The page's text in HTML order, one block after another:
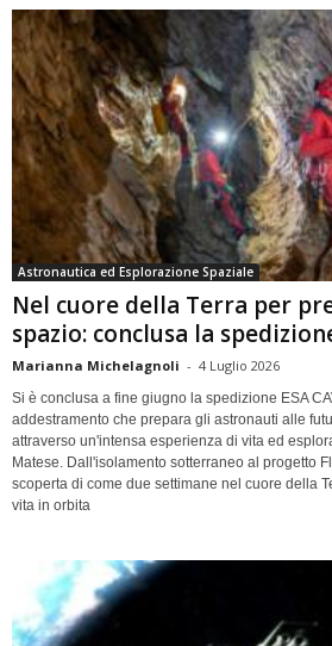
Astronautica ed Esplorazione Spaziale
Nel cuore della Terra per
spazio: conclusa la
Marianna Michelagnoli - 4 Luglio 2026
Si è conclusa a fine giugno la spedizione ESA
addestramento che prepara gli astronauti alle
attraverso un'intensa esperienza di vita ed
Matese. Dall'isolamento sotterraneo al progetto
scoperta di come due settimane nel cuore della
vita in orbita